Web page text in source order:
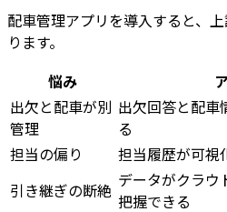
配車管理アプリを導入すると、
ります。
悩み
出欠と配車が別
管理
出欠回答と配車
る
担当の偏り
担当履歴が可視
引き継ぎの断絶
データがクラウ
把握できる